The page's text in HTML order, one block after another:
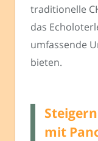
traditionelle
das
umfassende
bieten.
mit